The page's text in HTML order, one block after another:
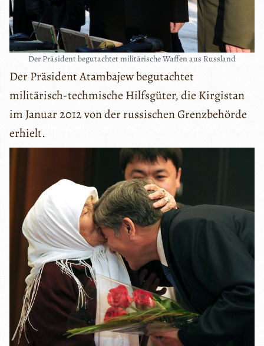
Der Präsident begutachtet militärische Waffen aus Russland
Der Präsident Atambajew begutachtet
militärisch-techmische Hilfsgüter, die Kirgistan
im Januar 2012 von der russischen Grenzbehörde
erhielt.